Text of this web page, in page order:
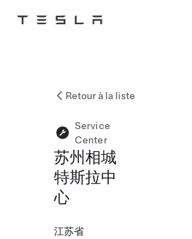
Tesla
Retour à la liste
Service
Center
苏州相城
特斯拉中
心
江苏省